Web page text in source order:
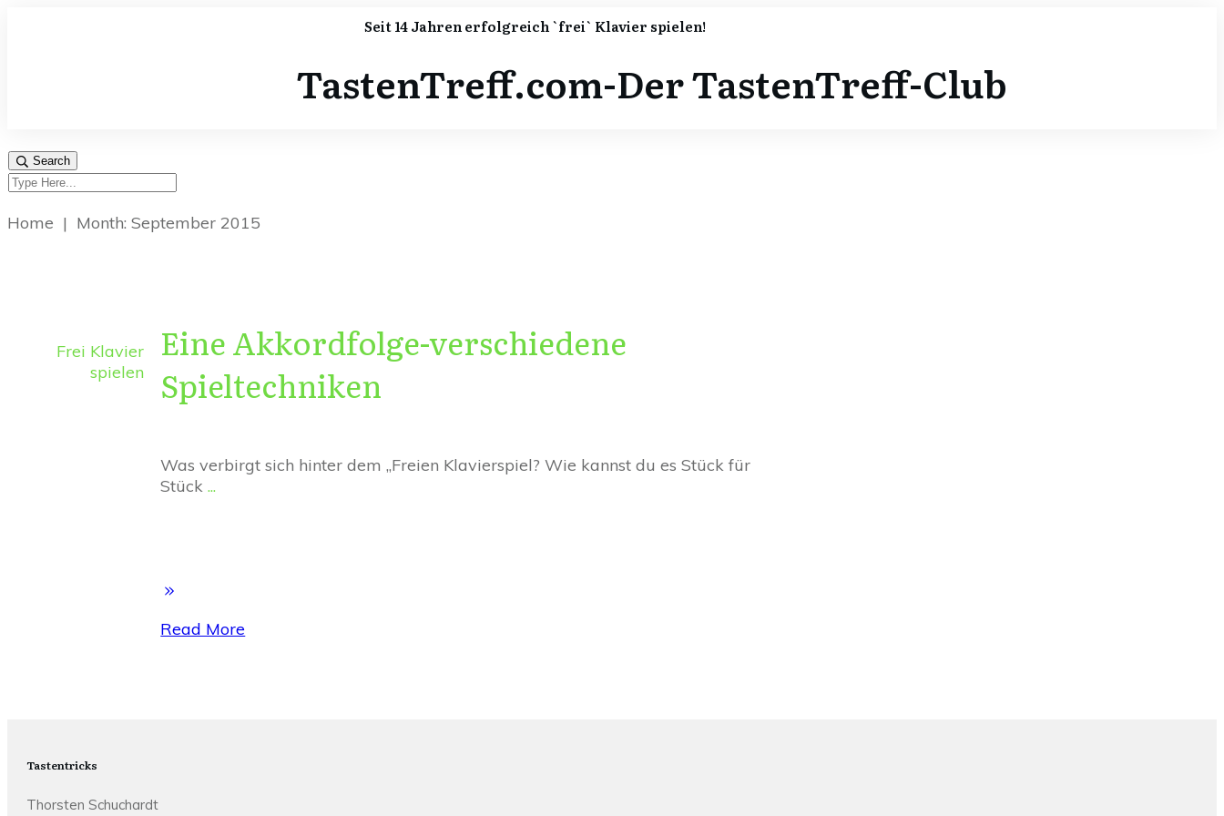
Seit 14 Jahren erfolgreich `frei` Klavier spielen!
TastenTreff.com-Der TastenTreff-Club
Search
Home | Month: September 2015
Frei Klavier
spielen
Eine Akkordfolge-verschiedene
Spieltechniken
Was verbirgt sich hinter dem „Freien Klavierspiel? Wie kannst du es Stück für
Stück...
Read More
Tastentricks
Thorsten Schuchardt